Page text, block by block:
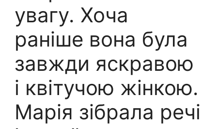
увагу. Хоча
раніше вона була
завжди яскравою
і квітучою жінкою.
Марія зібрала речі